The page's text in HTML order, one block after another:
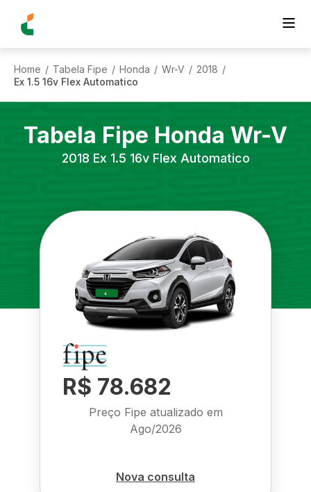
Home / Tabela Fipe / Honda / Wr-V / 2018 /
Ex 1.5 16v Flex Automatico
Tabela Fipe Honda Wr-V
2018 Ex 1.5 16v Flex Automatico
R$ 78.682
Preço Fipe atualizado em
Ago/2026
Nova consulta